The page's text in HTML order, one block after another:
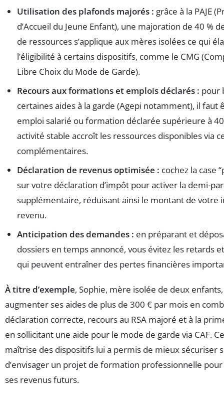
Utilisation des plafonds majorés : grâce à la PAJE
d’Accueil du Jeune Enfant), une majoration de 40 %
de ressources s’applique aux mères isolées ce qui
l’éligibilité à certains dispositifs, comme le CMG
Libre Choix du Mode de Garde).
Recours aux formations et emplois déclarés : pour
certaines aides à la garde (Agepi notamment), il faut
emploi salarié ou formation déclarée supérieure à
activité stable accroît les ressources disponibles via
complémentaires.
Déclaration de revenus optimisée : cochez la case
sur votre déclaration d’impôt pour activer la demi-
supplémentaire, réduisant ainsi le montant de votre
revenu.
Anticipation des demandes : en préparant et
dossiers en temps annoncé, vous évitez les retards
qui peuvent entraîner des pertes financières
À titre d’exemple, Sophie, mère isolée de deux
augmenter ses aides de plus de 300 € par mois en
déclaration correcte, recours au RSA majoré et à la
en sollicitant une aide pour le mode de garde via CAF.
maîtrise des dispositifs lui a permis de mieux sécuriser
d’envisager un projet de formation professionnelle
ses revenus futurs.